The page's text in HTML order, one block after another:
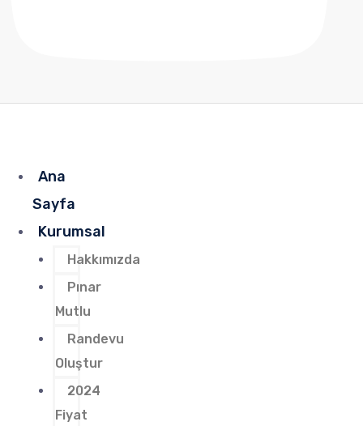
Ana
Sayfa
Kurumsal
Hakkımızda
Pınar
Mutlu
Randevu
Oluştur
2024
Fiyat